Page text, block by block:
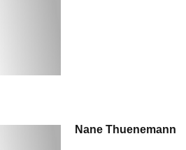
Nane Thuenemann